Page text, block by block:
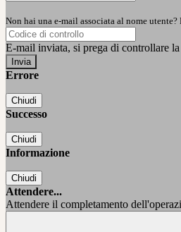
Non hai una e-mail associata al nome
E-mail inviata, si prega di controllare
Errore
Chiudi
Successo
Chiudi
Informazione
Chiudi
Attendere...
Attendere il completamento